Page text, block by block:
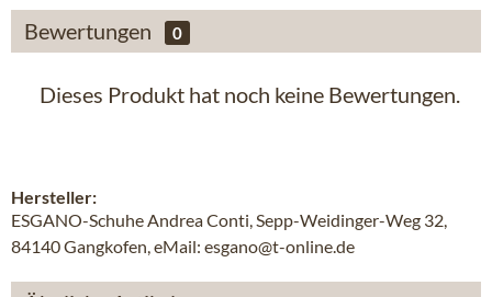
Bewertungen 0
Dieses Produkt hat noch keine Bewertungen.
Hersteller:
ESGANO-Schuhe Andrea Conti, Sepp-Weidinger-Weg 32,
84140 Gangkofen, eMail: esgano@t-online.de